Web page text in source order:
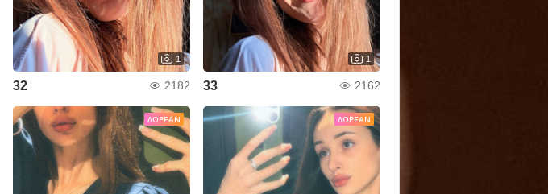
1
32 2182
1
33 2162
ΔΩΡΕΆΝ ΔΩΡΕΆΝ